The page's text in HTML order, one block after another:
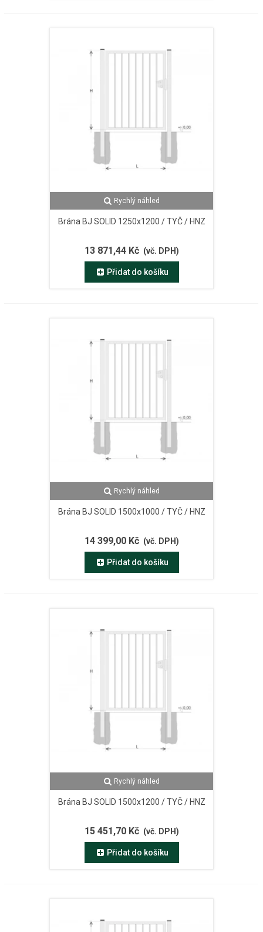
Rychlý náhled
Brána BJ SOLID 1250x1200 / TYČ / HNZ
13 871,44 Kč (vč. DPH)
Přidat do košíku
Rychlý náhled
Brána BJ SOLID 1500x1000 / TYČ / HNZ
14 399,00 Kč (vč. DPH)
Přidat do košíku
Rychlý náhled
Brána BJ SOLID 1500x1200 / TYČ / HNZ
15 451,70 Kč (vč. DPH)
Přidat do košíku